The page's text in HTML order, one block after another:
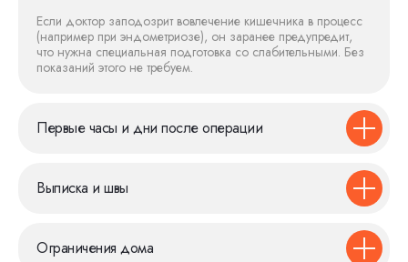
Если доктор заподозрит вовлечение кишечника в процесс
(например при эндометриозе), он заранее предупредит,
что нужна специальная подготовка со слабительными. Без
показаний этого не требуем.
Первые часы и дни после операции
Выписка и швы
Ограничения дома